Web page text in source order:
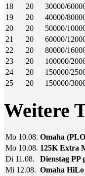
18
20
30000/
19
20
40000/
20
20
50000/
21
20
60000/
22
20
80000/
23
20
100000/
24
20
150000/
25
20 150000/
Weitere
Mo 10.08. Omaha
Mo 10.08. 125K Extra
Di 11.08.
Dienstag PP
Mi 12.08. Omaha